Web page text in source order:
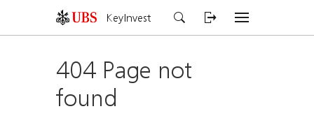
KeyInvest
404 Page not
found